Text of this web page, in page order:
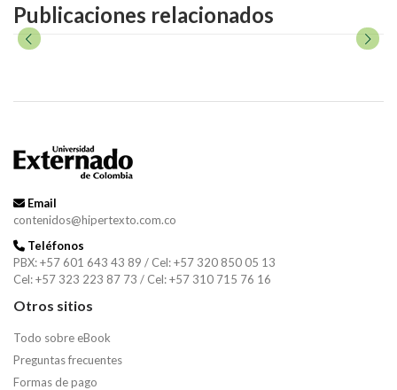
Publicaciones relacionados
Email
contenidos@hipertexto.com.co
Teléfonos
PBX: +57 601 643 43 89 / Cel: +57 320 850 05 13
Cel: +57 323 223 87 73 / Cel: +57 310 715 76 16
Otros sitios
Todo sobre eBook
Preguntas frecuentes
Formas de pago